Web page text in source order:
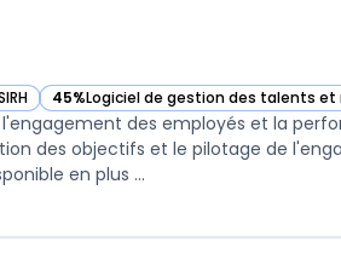
cette catégorie
45%Logiciel de gestion des talents
— voir Zest dans cette catégorie
des employés et la
des objectifs et le pilotage de
en plus ...